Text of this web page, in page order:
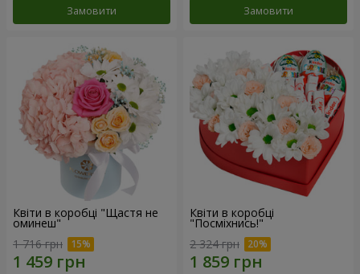
Замовити Замовити
Квіти в коробці "Щастя не
оминеш"
1 716 грн
Квіти в коробці
"Посміхнись!"
2 324 грн